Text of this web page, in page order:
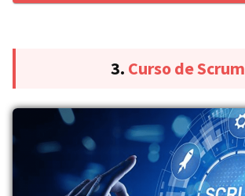
3. Curso de Scrum